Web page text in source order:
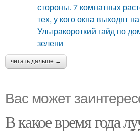
читать дальше →
Вас может
В какое время года